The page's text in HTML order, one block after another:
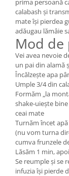
prima persoană
calabash și
mate își pierdea
adăugau lămâie
Mod
Vei avea nevoie
un pai din alamă
Încălzește apa
Umple 3/4 din
Formăm „la
shake-uiește
ceai mate
Turnăm încet
(nu vom turna
cumva frunzele
Lăsăm 1 min,
Se reumple și se
infuzia își pierde